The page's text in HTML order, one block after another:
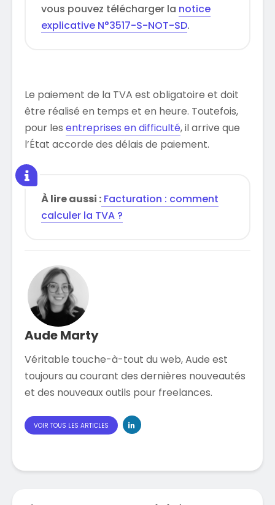
vous pouvez télécharger la notice
explicative N°3517-S-NOT-SD.
Le paiement de la TVA est obligatoire et doit
être réalisé en temps et en heure. Toutefois,
pour les entreprises en difficulté, il arrive que
l’État accorde des délais de paiement.
À lire aussi : Facturation : comment
calculer la TVA ?
Aude Marty
Véritable touche-à-tout du web, Aude est
toujours au courant des dernières nouveautés
et des nouveaux outils pour freelances.
VOIR TOUS LES ARTICLES